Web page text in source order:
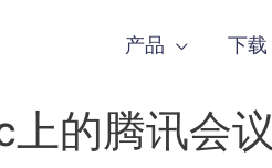
产品 下载
的腾讯会议